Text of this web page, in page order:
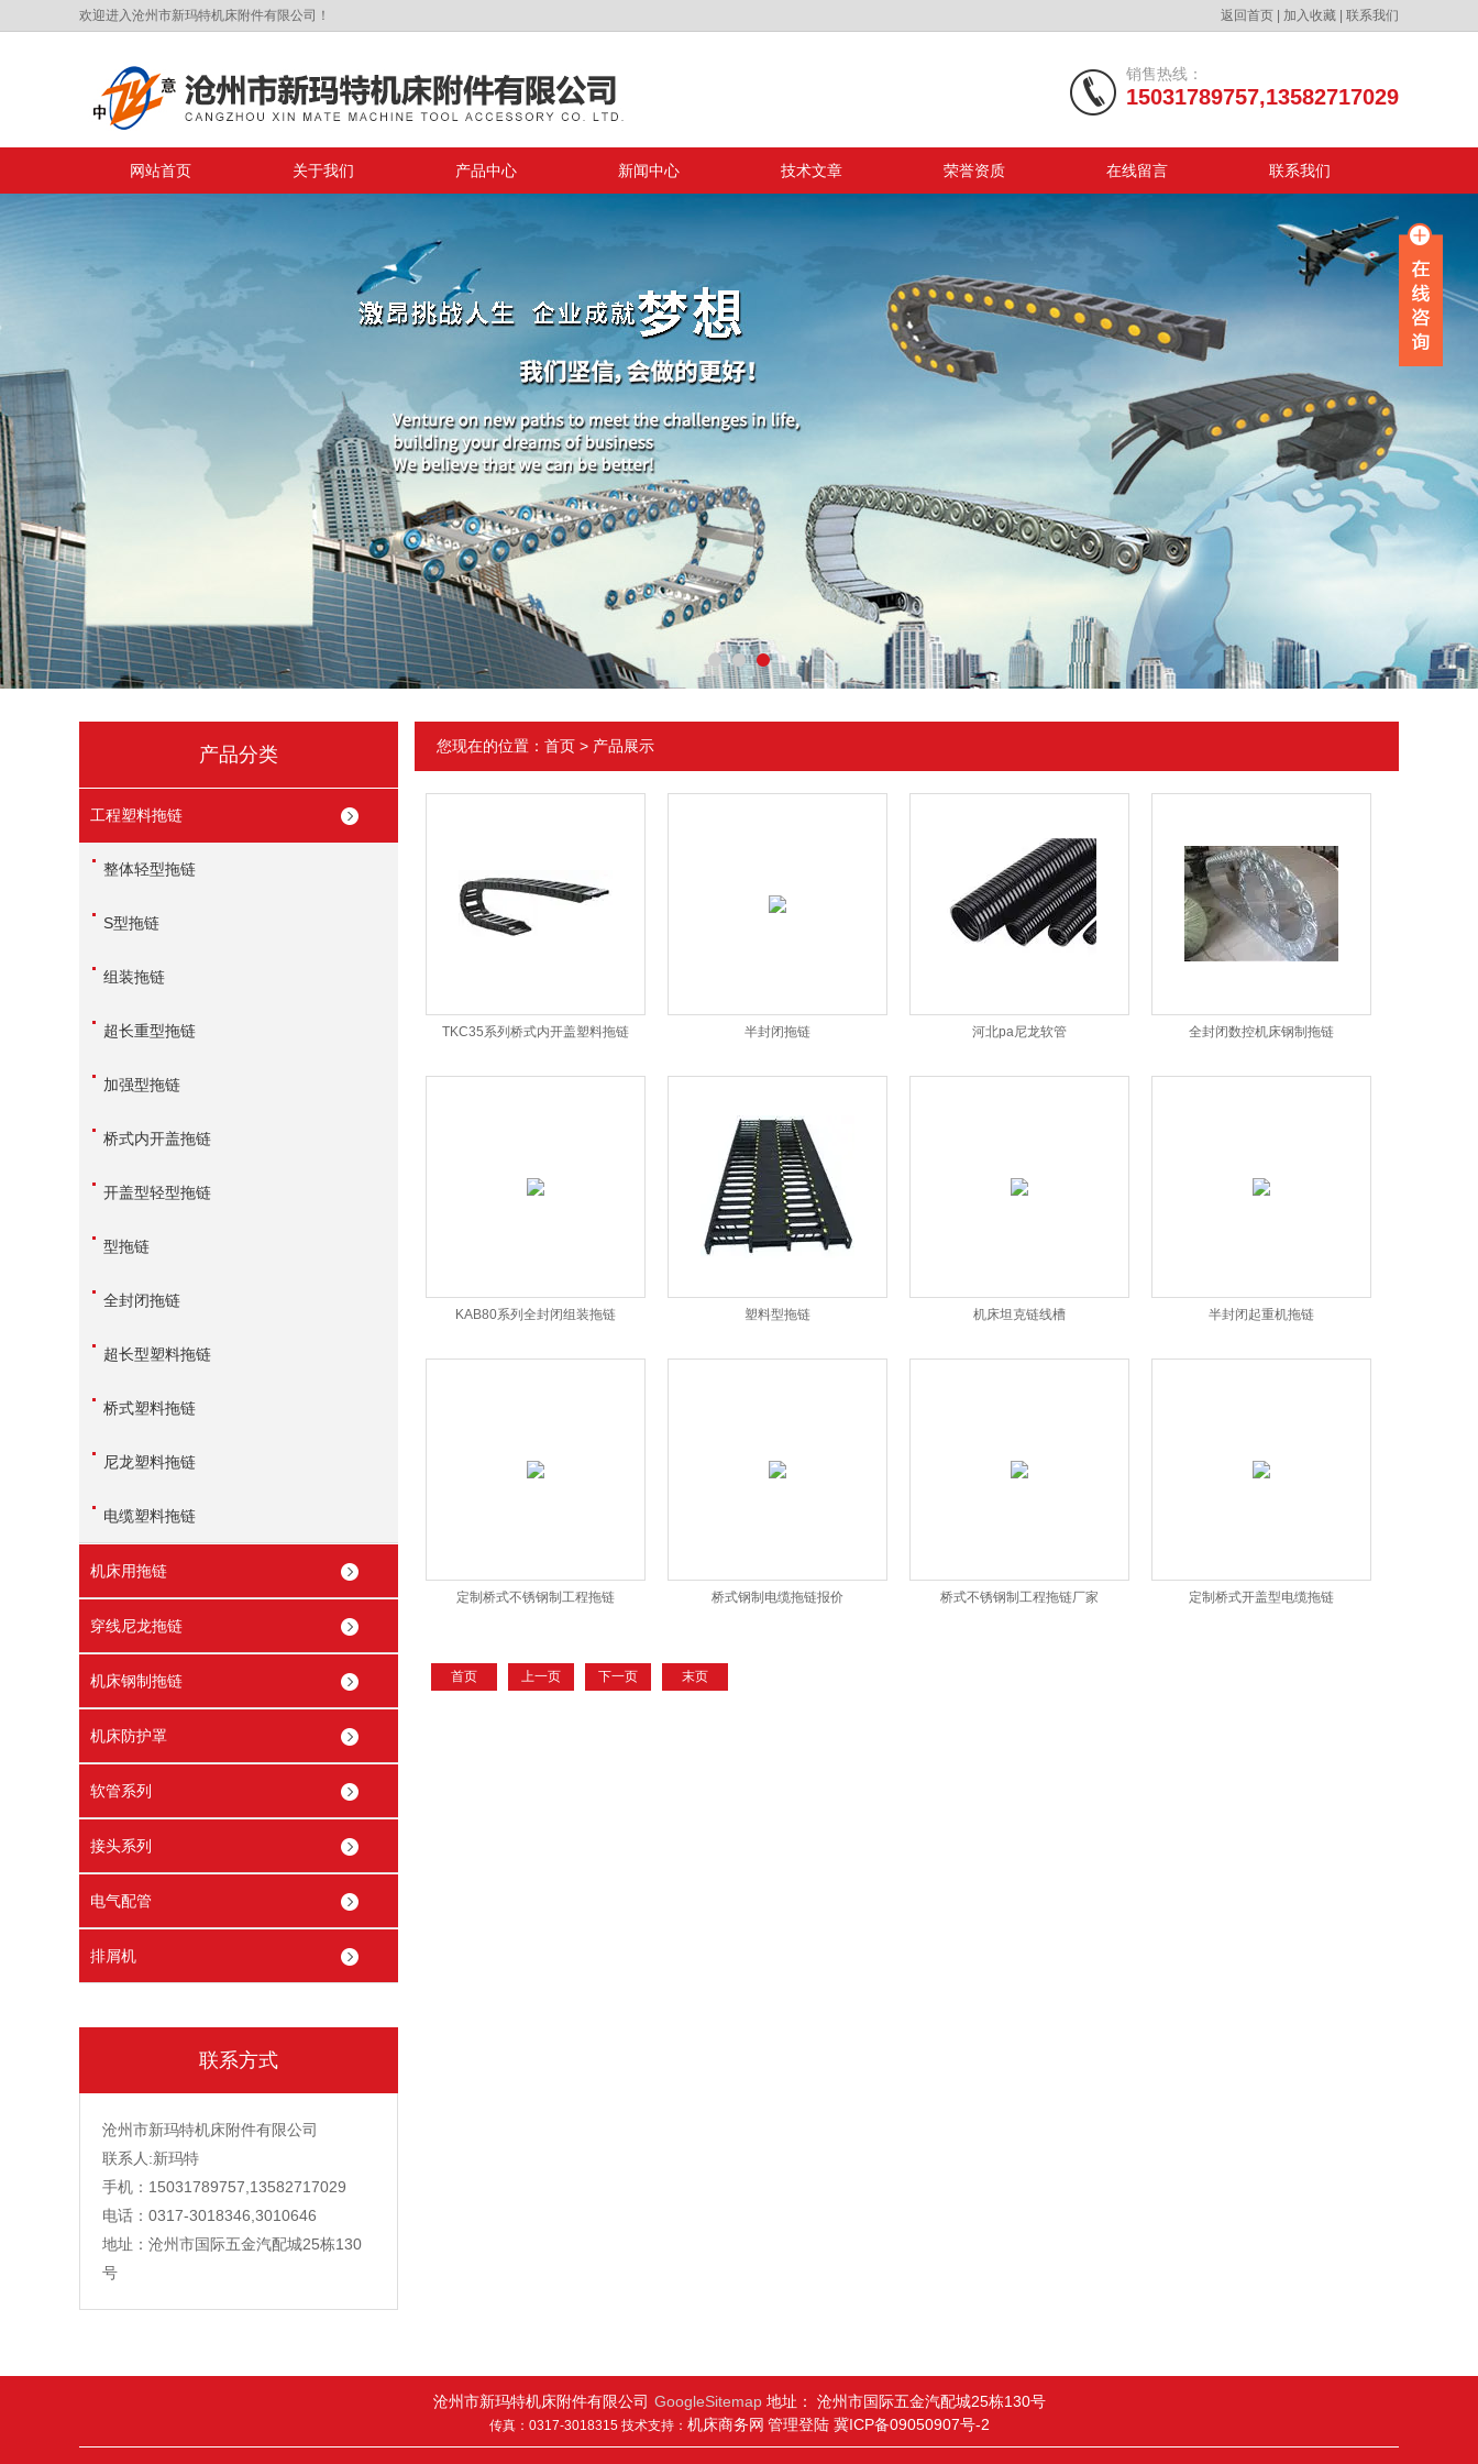
欢迎进入沧州市新玛特机床附件有限公司！ 返回首页 加入收藏 联系我们
销售热线：
15031789757,13582717029
网站首页 关于我们 产品中心 新闻中心 技术文章 荣誉资质 在线留言 联系我们
产品分类
工程塑料拖链
整体轻型拖链
S型拖链
组装拖链
超长重型拖链
加强型拖链
桥式内开盖拖链
开盖型轻型拖链
型拖链
全封闭拖链
超长型塑料拖链
桥式塑料拖链
尼龙塑料拖链
电缆塑料拖链
机床用拖链
穿线尼龙拖链
机床钢制拖链
机床防护罩
软管系列
接头系列
电气配管
排屑机
联系方式
沧州市新玛特机床附件有限公司
联系人:新玛特
手机：15031789757,13582717029
电话：0317-3018346,3010646
地址：沧州市国际五金汽配城25栋130
号
您现在的位置： 首页 > 产品展示
TKC35系列桥式内开盖塑料拖链 半封闭拖链 河北pa尼龙软管 全封闭数控机床钢制拖链
KAB80系列全封闭组装拖链 塑料型拖链 机床坦克链线槽 半封闭起重机拖链
定制桥式不锈钢制工程拖链 桥式钢制电缆拖链报价 桥式不锈钢制工程拖链厂家 定制桥式开盖型电缆拖链
首页 上一页 下一页 末页
沧州市新玛特机床附件有限公司 GoogleSitemap地址： 沧州市国际五金汽配城25栋130号
传真：0317-3018315 技术支持： 机床商务网 管理登陆 冀ICP备09050907号-2